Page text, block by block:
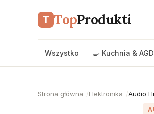
T TopProdukti
Wszystko 🍳 Kuchnia & AGD
Strona główna Elektronika Audio